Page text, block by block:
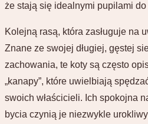
że stają się idealnymi pupilami
Kolejną rasą, która zasługuje na
Znane ze swojej długiej, gęstej
zachowania, te koty są często
„kanapy”, które uwielbiają
swoich właścicieli. Ich spokojna
bycia czynią je niezwykle